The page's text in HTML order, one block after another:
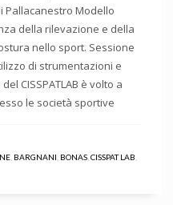
Pallacanestro Modello
della rilevazione e della
nello sport. Sessione
di strumentazioni e
CISSPATLAB è volto a
le società sportive
BARGNANI BONAS CISSPAT LAB